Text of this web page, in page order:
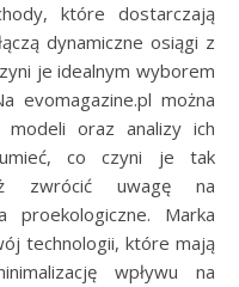
które dostarczają
dynamiczne osiągi z
je idealnym wyborem
evomagazine.pl można
oraz analizy ich
co czyni je tak
zwrócić uwagę na
proekologiczne. Marka
technologii, które mają
wpływu na